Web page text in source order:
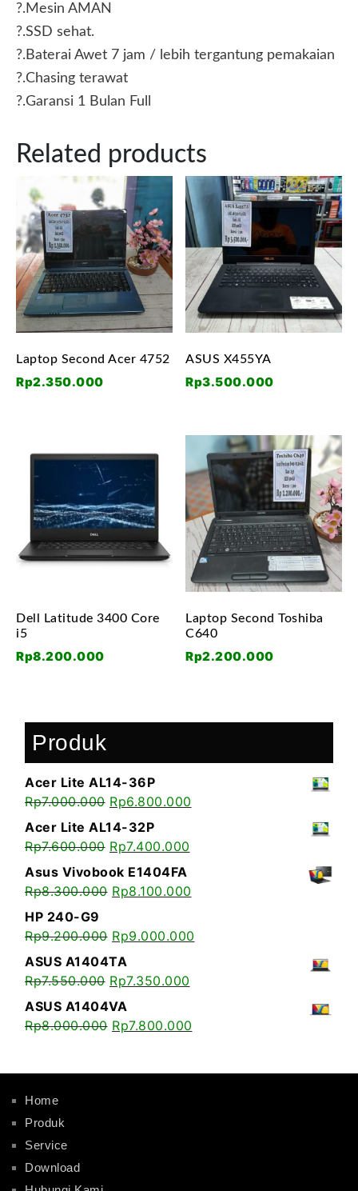
?.Mesin AMAN
?.SSD sehat.
?.Baterai Awet 7 jam / lebih tergantung pemakaian
?.Chasing terawat
?.Garansi 1 Bulan Full
Related products
Laptop Second Acer 4752
Rp2.350.000
ASUS X455YA
Rp3.500.000
Dell Latitude 3400 Core
i5
Rp8.200.000
Laptop Second Toshiba
C640
Rp2.200.000
Produk
Acer Lite AL14-36P
Rp7.000.000 Rp6.800.000
Acer Lite AL14-32P
Rp7.600.000 Rp7.400.000
Asus Vivobook E1404FA
Rp8.300.000 Rp8.100.000
HP 240-G9
Rp9.200.000 Rp9.000.000
ASUS A1404TA
Rp7.550.000 Rp7.350.000
ASUS A1404VA
Rp8.000.000 Rp7.800.000
Home
Produk
Service
Download